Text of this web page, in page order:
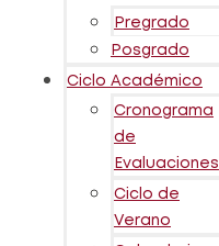
Pregrado
Posgrado
Ciclo Académico
Cronograma
de
Evaluaciones
Ciclo de
Verano